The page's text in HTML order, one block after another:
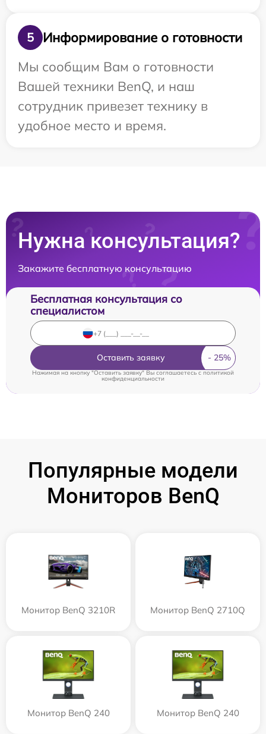
5
Информирование о готовности
Мы сообщим Вам о готовности
Вашей техники BenQ, и наш
сотрудник привезет технику в
удобное место и время.
Нужна консультация?
Закажите бесплатную консультацию
Бесплатная консультация со
специалистом
Оставить заявку
Нажимая на кнопку "Оставить заявку" Вы соглашаетесь cполитикой
конфиденциальности
Популярные модели
Мониторов BenQ
Монитор BenQ 3210R Монитор BenQ 2710Q
Монитор BenQ 240 Монитор BenQ 240